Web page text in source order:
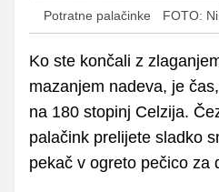
Potratne palačinke FOTO:
Ko ste končali z
mazanjem nadeva, je
na 180 stopinj Celzija.
palačink prelijete sladko
pekač v ogreto pečico za